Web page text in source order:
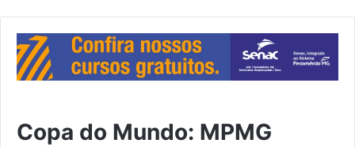
Copa do Mundo: MPMG